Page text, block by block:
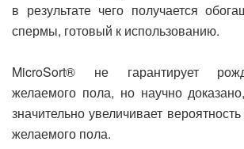
в результате чего получается
спермы, готовый к использованию.
MicroSort® не гарантирует
желаемого пола, но научно
значительно увеличивает
желаемого пола.